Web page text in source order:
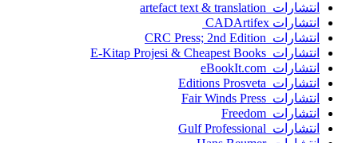
انتشارات artefact text & translation
انتشارات ‎ CADArtifex
انتشارات CRC Press; 2nd Edition
انتشارات E-Kitap Projesi & Cheapest Books
انتشارات eBookIt.com
انتشارات Editions Prosveta
انتشارات Fair Winds Press
انتشارات Freedom
انتشارات Gulf Professional